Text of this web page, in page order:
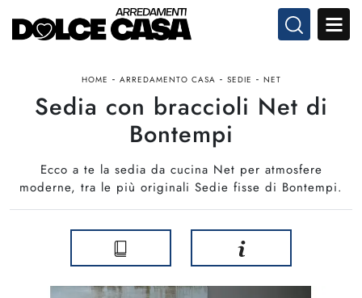
HOME - ARREDAMENTO CASA - SEDIE - NET
Sedia con braccioli Net di
Bontempi
Ecco a te la sedia da cucina Net per atmosfere
moderne, tra le più originali Sedie fisse di Bontempi.